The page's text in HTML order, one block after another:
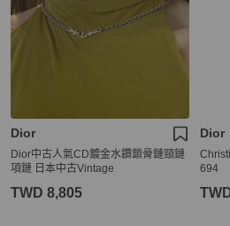
Dior
Dior中古人氣CD鍍金水鑽鎖骨鏈頸鏈
項鏈 日本中古Vintage
TWD 8,805
Dior
694